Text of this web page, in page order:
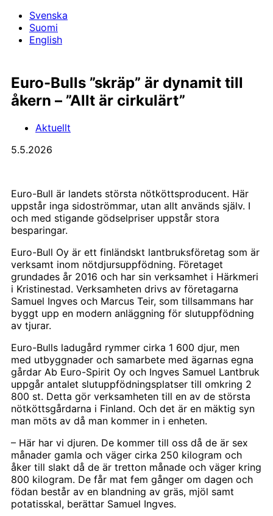
Svenska
Suomi
English
Euro-Bulls ”skräp” är dynamit till
åkern – ”Allt är cirkulärt”
Aktuellt
5.5.2026
Euro-Bull är landets största nötköttsproducent. Här
uppstår inga sidoströmmar, utan allt används själv. I
och med stigande gödselpriser uppstår stora
besparingar.
Euro-Bull Oy är ett finländskt lantbruksföretag som är
verksamt inom nötdjursuppfödning. Företaget
grundades år 2016 och har sin verksamhet i Härkmeri
i Kristinestad. Verksamheten drivs av företagarna
Samuel Ingves och Marcus Teir, som tillsammans har
byggt upp en modern anläggning för slutuppfödning
av tjurar.
Euro-Bulls ladugård rymmer cirka 1 600 djur, men
med utbyggnader och samarbete med ägarnas egna
gårdar Ab Euro-Spirit Oy och Ingves Samuel Lantbruk
uppgår antalet slutuppfödningsplatser till omkring 2
800 st. Detta gör verksamheten till en av de största
nötköttsgårdarna i Finland. Och det är en mäktig syn
man möts av då man kommer in i enheten.
– Här har vi djuren. De kommer till oss då de är sex
månader gamla och väger cirka 250 kilogram och
åker till slakt då de är tretton månade och väger kring
800 kilogram. De får mat fem gånger om dagen och
födan består av en blandning av gräs, mjöl samt
potatisskal, berättar Samuel Ingves.